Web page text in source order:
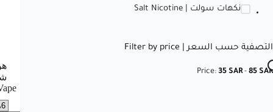
نكهات سولت | Salt Nicotine
التصفية حسب السعر | Filter by price
Price: 35 SAR- 85 SAR